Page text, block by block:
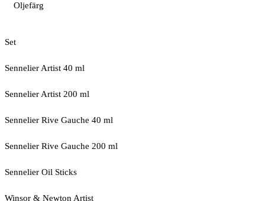
Oljefärg
Set
Sennelier Artist 40 ml
Sennelier Artist 200 ml
Sennelier Rive Gauche 40 ml
Sennelier Rive Gauche 200 ml
Sennelier Oil Sticks
Winsor & Newton Artist